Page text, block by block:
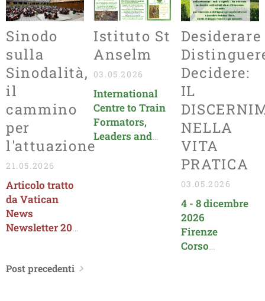
Sinodo
sulla
Sinodalità,
il
cammino
per
l'attuazione
21.05.2026
Articolo tratto
da Vatican
News
Newsletter 20
Istituto St
Anselm
03.05.2026
International
Centre to Train
Formators,
Leaders and
Evangelizers in
Desiderare
Decidere:
IL
NELLA
VITA
PRATICA
03.05.2026
4 - 8 dicembre
2026
Firenze
Corso
Post precedenti